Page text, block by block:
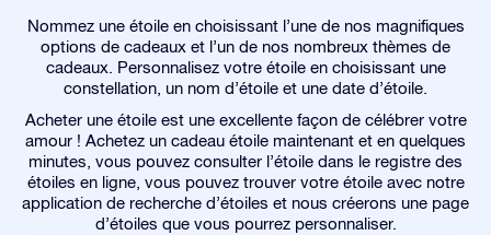
Nommez une étoile en choisissant l’une de nos magnifiques
options de cadeaux et l’un de nos nombreux thèmes de
cadeaux. Personnalisez votre étoile en choisissant une
constellation, un nom d’étoile et une date d’étoile.
Acheter une étoile est une excellente façon de célébrer votre
amour ! Achetez un cadeau étoile maintenant et en quelques
minutes, vous pouvez consulter l’étoile dans le registre des
étoiles en ligne, vous pouvez trouver votre étoile avec notre
application de recherche d’étoiles et nous créerons une page
d’étoiles que vous pourrez personnaliser.